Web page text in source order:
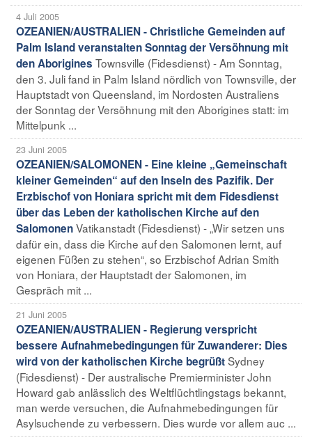
4 Juli 2005
OZEANIEN/AUSTRALIEN - Christliche Gemeinden auf
Palm Island veranstalten Sonntag der Versöhnung mit
den Aborigines Townsville (Fidesdienst) - Am Sonntag,
den 3. Juli fand in Palm Island nördlich von Townsville, der
Hauptstadt von Queensland, im Nordosten Australiens
der Sonntag der Versöhnung mit den Aborigines statt: im
Mittelpunk ...
23 Juni 2005
OZEANIEN/SALOMONEN - Eine kleine „Gemeinschaft
kleiner Gemeinden“ auf den Inseln des Pazifik. Der
Erzbischof von Honiara spricht mit dem Fidesdienst
über das Leben der katholischen Kirche auf den
SalomonenVatikanstadt (Fidesdienst) - „Wir setzen uns
dafür ein, dass die Kirche auf den Salomonen lernt, auf
eigenen Füßen zu stehen“, so Erzbischof Adrian Smith
von Honiara, der Hauptstadt der Salomonen, im
Gespräch mit ...
21 Juni 2005
OZEANIEN/AUSTRALIEN - Regierung verspricht
bessere Aufnahmebedingungen für Zuwanderer: Dies
wird von der katholischen Kirche begrüßtSydney
(Fidesdienst) - Der australische Premierminister John
Howard gab anlässlich des Weltflüchtlingstags bekannt,
man werde versuchen, die Aufnahmebedingungen für
Asylsuchende zu verbessern. Dies wurde vor allem auc ...